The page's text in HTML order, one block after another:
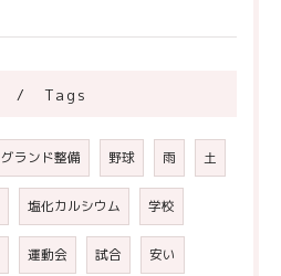
Tags
グランド整備 野球 雨 土
塩化カルシウム 学校
運動会 試合 安い